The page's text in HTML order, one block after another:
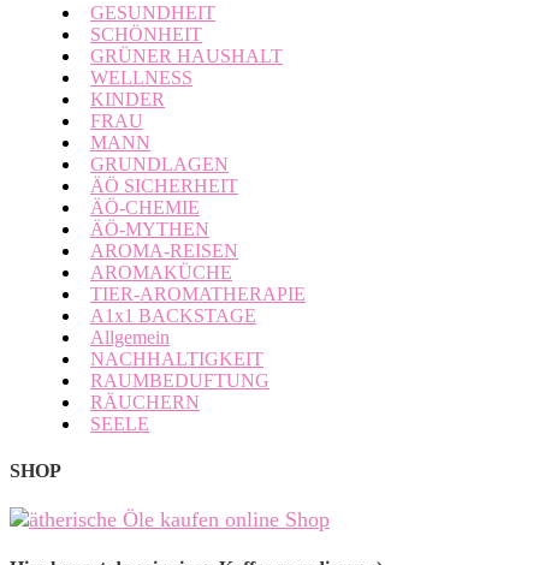
GESUNDHEIT
SCHÖNHEIT
GRÜNER HAUSHALT
WELLNESS
KINDER
FRAU
MANN
GRUNDLAGEN
ÄÖ SICHERHEIT
ÄÖ-CHEMIE
ÄÖ-MYTHEN
AROMA-REISEN
AROMAKÜCHE
TIER-AROMATHERAPIE
A1x1 BACKSTAGE
Allgemein
NACHHALTIGKEIT
RAUMBEDUFTUNG
RÄUCHERN
SEELE
SHOP